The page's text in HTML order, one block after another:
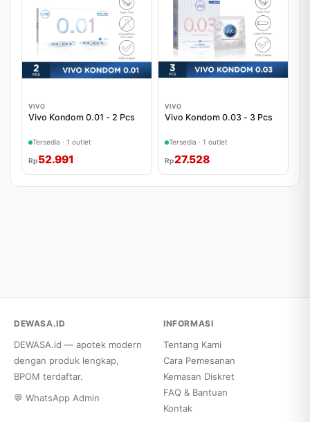
VIVO
Vivo Kondom 0.01 - 2 Pcs
Tersedia · 1 outlet
Rp 52.991
VIVO
Vivo Kondom 0.03 - 3 Pcs
Tersedia · 1 outlet
Rp27.528
DEWASA.ID
DEWASA.id — apotek modern
dengan produk lengkap,
BPOM terdaftar.
💬 WhatsApp Admin
INFORMASI
Tentang Kami
Cara Pemesanan
Kemasan Diskret
FAQ & Bantuan
Kontak